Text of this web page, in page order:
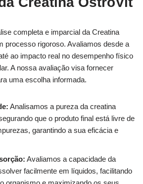
completa e imparcial da Creatina
processo rigoroso. Avaliamos desde a
ao impacto real no desempenho físico
A nossa avaliação visa fornecer
uma escolha informada.
Analisamos a pureza da creatina
que o produto final está livre de
garantindo a sua eficácia e
Avaliamos a capacidade da
facilmente em líquidos, facilitando